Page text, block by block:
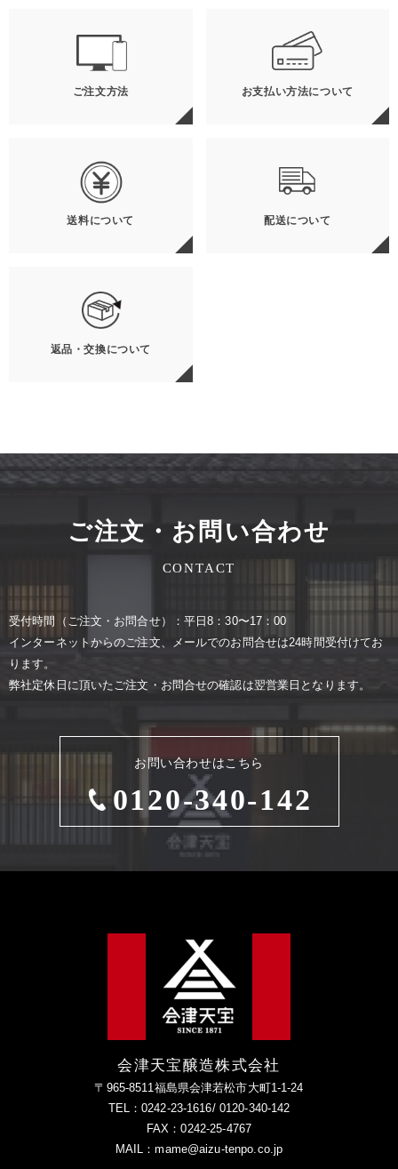
ご注文方法 お支払い方法について
送料について 配送について
返品・交換について
ご注文・お問い合わせ
CONTACT
お問い合わせはこちら
0120-340-142
受付時間（ご注⽂・お問合せ）：平⽇8：30〜17：00
インターネットからのご注⽂、メールでのお問合せは24時間受付けてお
ります。
弊社定休⽇に頂いたご注⽂・お問合せの確認は翌営業⽇となります。
会津天宝醸造株式会社
〒965-8511福島県会津若松市大町1-1-24
TEL：0242-23-1616/ 0120-340-142
FAX：0242-25-4767
MAIL：mame@aizu-tenpo.co.jp